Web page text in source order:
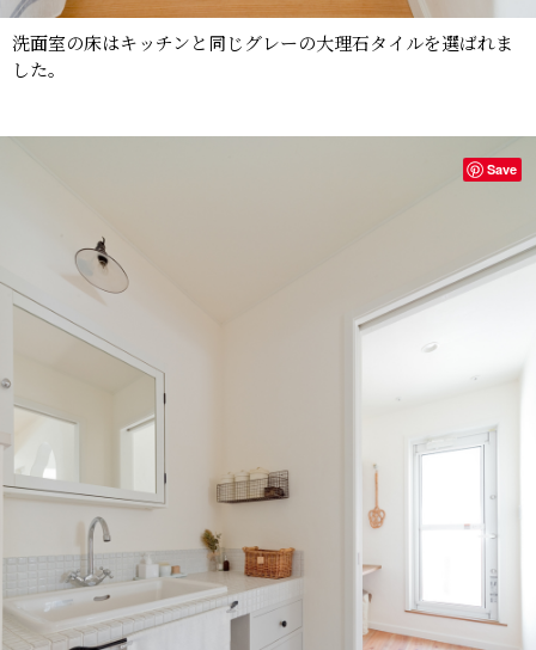
洗面室の床はキッチンと同じグレーの大理石タイルを選ばれま
した。
Save